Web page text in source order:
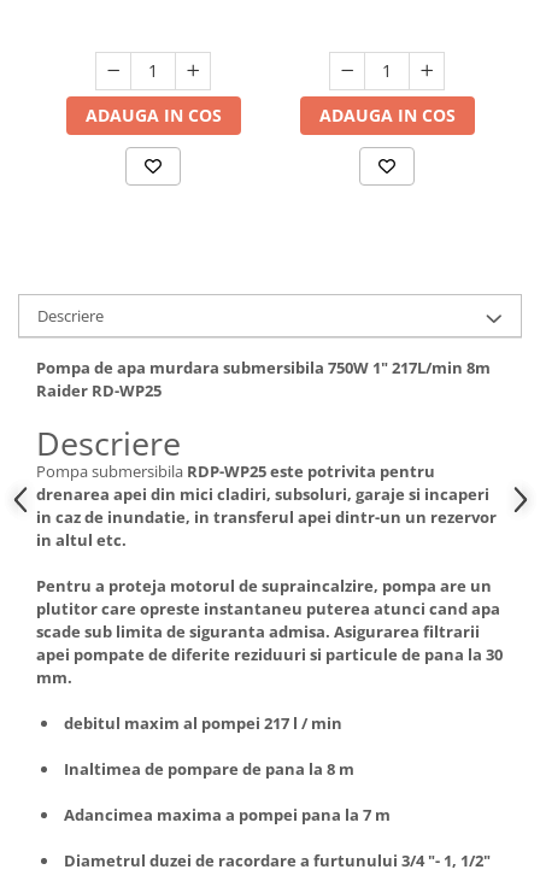
Consumabile
Hota tavan
Hote cupolare
Hote decorative
Hote incorporabile
Masini de Spalat Rufe & Uscatoare
Accesorii masini de spalat &
uscatoare
Masini automate de spalat rufe
Masini de spalat rufe cu uscator
Masini de spalat rufe verticale
Uscatoare de rufe
Masini de spalat vase
Masini de spalat vase
independente
Motoburghiu/Foreza pamant
Pachete Incorporabile
Pirostrii & Arzatoare
Plasa umbrire
ADAUGA IN COS ADAUGA IN COS
Descriere
Pompa de apa murdara submersibila 750W 1" 217L/min 8m
Raider RD-WP25
Descriere
Pompa submersibila RDP-WP25 este potrivita pentru
drenarea apei din mici cladiri, subsoluri, garaje si incaperi
in caz de inundatie, in transferul apei dintr-un un rezervor
in altul etc.
Pentru a proteja motorul de supraincalzire, pompa are un
plutitor care opreste instantaneu puterea atunci cand apa
scade sub limita de siguranta admisa. Asigurarea filtrarii
apei pompate de diferite reziduuri si particule de pana la 30
mm.
debitul maxim al pompei 217 l / min
Inaltimea de pompare de pana la 8 m
Adancimea maxima a pompei pana la 7 m
Diametrul duzei de racordare a furtunului 3/4 "- 1, 1/2"